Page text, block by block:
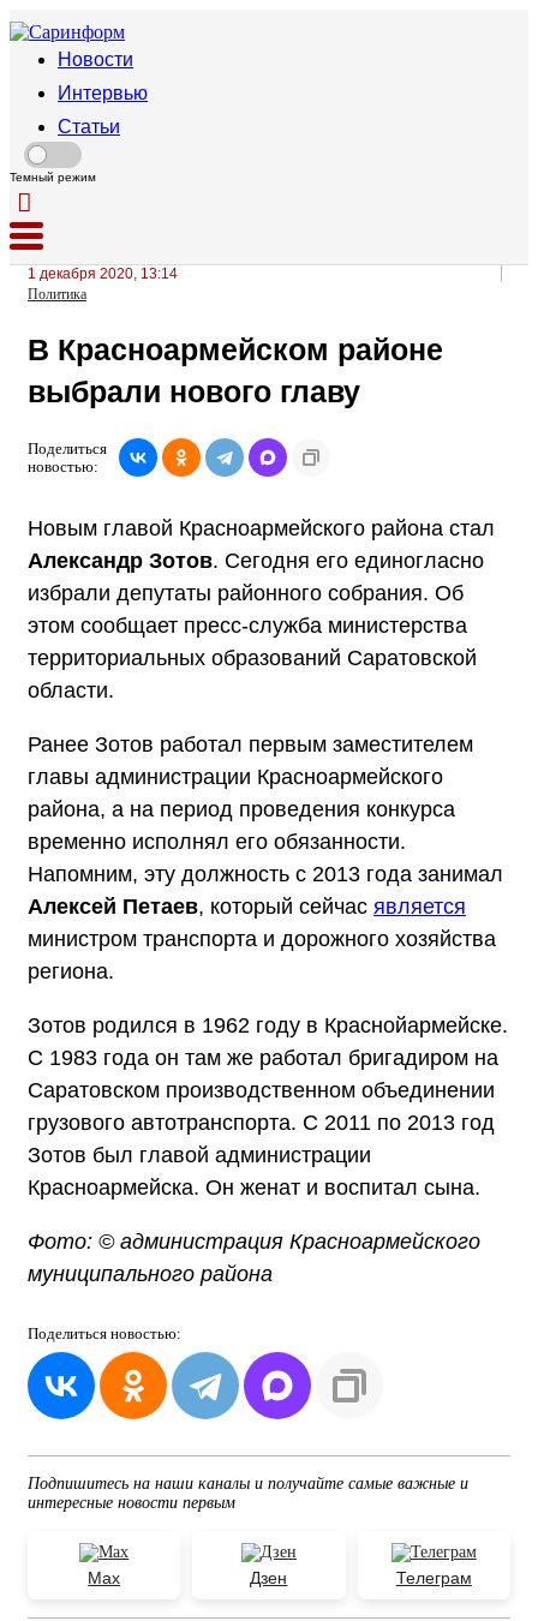
Новости
Интервью
Статьи
Темный режим
1 декабря 2020, 13:14
Политика
В Красноармейском районе
выбрали нового главу
Поделиться
новостью:
Новым главой Красноармейского района стал
Александр Зотов. Сегодня его единогласно
избрали депутаты районного собрания. Об
этом сообщает пресс-служба министерства
территориальных образований Саратовской
области.
Ранее Зотов работал первым заместителем
главы администрации Красноармейского
района, а на период проведения конкурса
временно исполнял его обязанности.
Напомним, эту должность с 2013 года занимал
Алексей Петаев, который сейчас является
министром транспорта и дорожного хозяйства
региона.
Зотов родился в 1962 году в Краснойармейске.
С 1983 года он там же работал бригадиром на
Саратовском производственном объединении
грузового автотранспорта. С 2011 по 2013 год
Зотов был главой администрации
Красноармейска. Он женат и воспитал сына.
Фото: © администрация Красноармейского
муниципального района
Поделиться новостью:
Подпишитесь на наши каналы и получайте самые важные и
интересные новости первым
Max Дзен Телеграм